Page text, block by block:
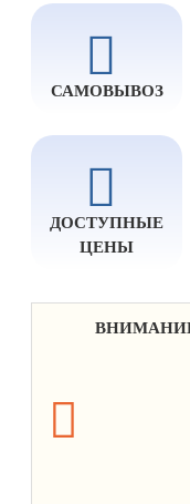
САМОВЫВОЗ
ДОСТУПНЫЕ
ЦЕНЫ